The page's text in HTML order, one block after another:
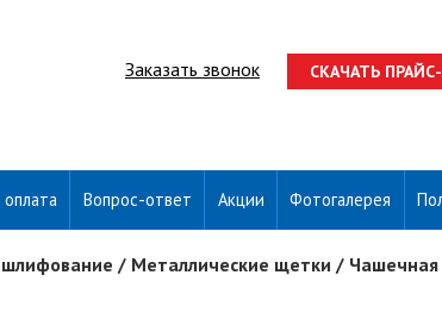
Заказать звонок СКАЧАТЬ
Вопрос-ответ Акции Фотогалерея
шлифование / Металлические щетки / Чашечная